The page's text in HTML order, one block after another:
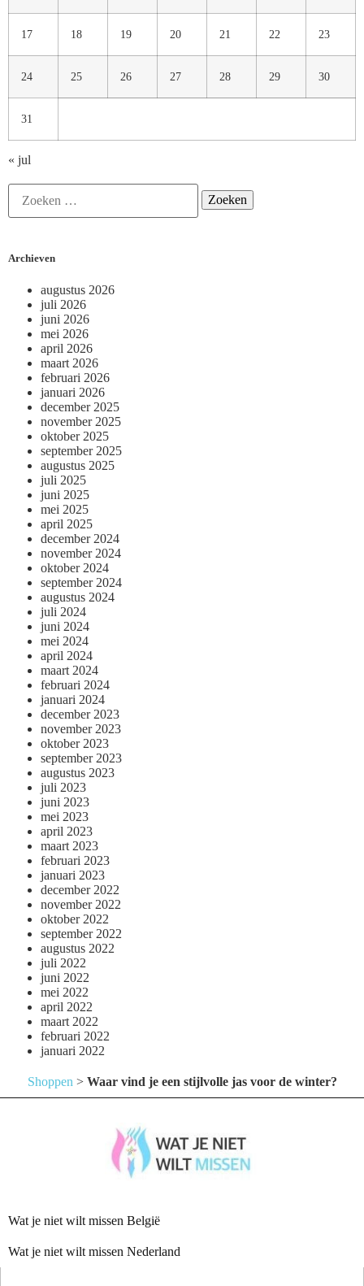
17 18 19 20 21 22 23
24 25 26 27 28 29 30
31
« jul
Archieven
augustus 2026
juli 2026
juni 2026
mei 2026
april 2026
maart 2026
februari 2026
januari 2026
december 2025
november 2025
oktober 2025
september 2025
augustus 2025
juli 2025
juni 2025
mei 2025
april 2025
december 2024
november 2024
oktober 2024
september 2024
augustus 2024
juli 2024
juni 2024
mei 2024
april 2024
maart 2024
februari 2024
januari 2024
december 2023
november 2023
oktober 2023
september 2023
augustus 2023
juli 2023
juni 2023
mei 2023
april 2023
maart 2023
februari 2023
januari 2023
december 2022
november 2022
oktober 2022
september 2022
augustus 2022
juli 2022
juni 2022
mei 2022
april 2022
maart 2022
februari 2022
januari 2022
Shoppen > Waar vind je een stijlvolle jas voor de winter?
Wat je niet wilt missen België
Wat je niet wilt missen Nederland